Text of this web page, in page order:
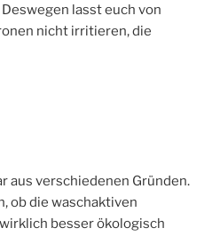
lasst euch von
nicht irritieren, die
aus verschiedenen Gründen.
ob die waschaktiven
besser ökologisch